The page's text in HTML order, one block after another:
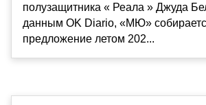
полузащитника « Реала » Джуда
данным OK Diario, «МЮ»
предложение летом 202...